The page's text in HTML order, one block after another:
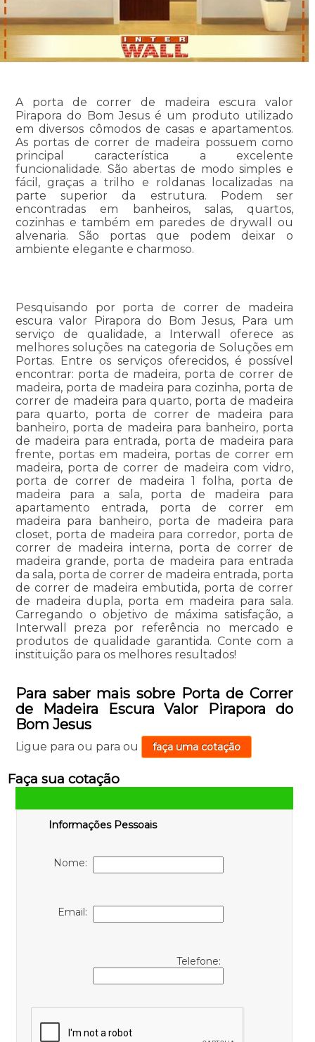
A porta de correr de madeira escura valor
Pirapora do Bom Jesus é um produto utilizado
em diversos cômodos de casas e apartamentos.
As portas de correr de madeira possuem como
principal característica a excelente
funcionalidade. São abertas de modo simples e
fácil, graças a trilho e roldanas localizadas na
parte superior da estrutura. Podem ser
encontradas em banheiros, salas, quartos,
cozinhas e também em paredes de drywall ou
alvenaria. São portas que podem deixar o
ambiente elegante e charmoso.
Pesquisando por porta de correr de madeira
escura valor Pirapora do Bom Jesus, Para um
serviço de qualidade, a Interwall oferece as
melhores soluções na categoria de Soluções em
Portas. Entre os serviços oferecidos, é possível
encontrar: porta de madeira, porta de correr de
madeira, porta de madeira para cozinha, porta de
correr de madeira para quarto, porta de madeira
para quarto, porta de correr de madeira para
banheiro, porta de madeira para banheiro, porta
de madeira para entrada, porta de madeira para
frente, portas em madeira, portas de correr em
madeira, porta de correr de madeira com vidro,
porta de correr de madeira 1 folha, porta de
madeira para a sala, porta de madeira para
apartamento entrada, porta de correr em
madeira para banheiro, porta de madeira para
closet, porta de madeira para corredor, porta de
correr de madeira interna, porta de correr de
madeira grande, porta de madeira para entrada
da sala, porta de correr de madeira entrada, porta
de correr de madeira embutida, porta de correr
de madeira dupla, porta em madeira para sala.
Carregando o objetivo de máxima satisfação, a
Interwall preza por referência no mercado e
produtos de qualidade garantida. Conte com a
instituição para os melhores resultados!
Para saber mais sobre Porta de Correr
de Madeira Escura Valor Pirapora do
Bom Jesus
Ligue para ou para ou faça uma cotação
Faça sua cotação
Informações Pessoais
Nome:
Email:
Telefone: